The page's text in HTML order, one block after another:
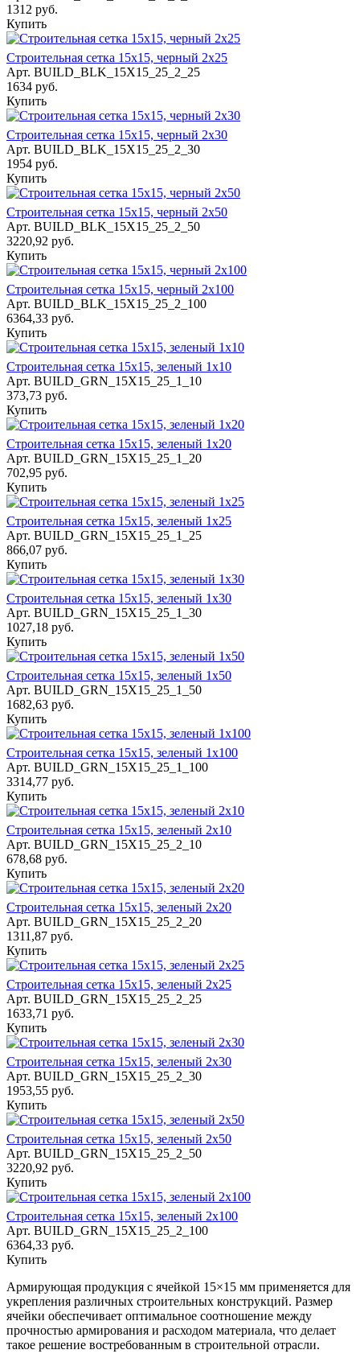
1312 руб.
Купить
Строительная сетка 15х15, черный 2х25
Арт. BUILD_BLK_15Х15_25_2_25
1634 руб.
Купить
Строительная сетка 15х15, черный 2х30
Арт. BUILD_BLK_15Х15_25_2_30
1954 руб.
Купить
Строительная сетка 15х15, черный 2х50
Арт. BUILD_BLK_15Х15_25_2_50
3220,92 руб.
Купить
Строительная сетка 15х15, черный 2х100
Арт. BUILD_BLK_15Х15_25_2_100
6364,33 руб.
Купить
Строительная сетка 15х15, зеленый 1х10
Арт. BUILD_GRN_15Х15_25_1_10
373,73 руб.
Купить
Строительная сетка 15х15, зеленый 1х20
Арт. BUILD_GRN_15Х15_25_1_20
702,95 руб.
Купить
Строительная сетка 15х15, зеленый 1х25
Арт. BUILD_GRN_15Х15_25_1_25
866,07 руб.
Купить
Строительная сетка 15х15, зеленый 1х30
Арт. BUILD_GRN_15Х15_25_1_30
1027,18 руб.
Купить
Строительная сетка 15х15, зеленый 1х50
Арт. BUILD_GRN_15Х15_25_1_50
1682,63 руб.
Купить
Строительная сетка 15х15, зеленый 1х100
Арт. BUILD_GRN_15Х15_25_1_100
3314,77 руб.
Купить
Строительная сетка 15х15, зеленый 2х10
Арт. BUILD_GRN_15Х15_25_2_10
678,68 руб.
Купить
Строительная сетка 15х15, зеленый 2х20
Арт. BUILD_GRN_15Х15_25_2_20
1311,87 руб.
Купить
Строительная сетка 15х15, зеленый 2х25
Арт. BUILD_GRN_15Х15_25_2_25
1633,71 руб.
Купить
Строительная сетка 15х15, зеленый 2х30
Арт. BUILD_GRN_15Х15_25_2_30
1953,55 руб.
Купить
Строительная сетка 15х15, зеленый 2х50
Арт. BUILD_GRN_15Х15_25_2_50
3220,92 руб.
Купить
Строительная сетка 15х15, зеленый 2х100
Арт. BUILD_GRN_15Х15_25_2_100
6364,33 руб.
Купить
Армирующая продукция с ячейкой 15×15 мм применяется для
укрепления различных строительных конструкций. Размер
ячейки обеспечивает оптимальное соотношение между
прочностью армирования и расходом материала, что делает
такое решение востребованным в строительной отрасли.